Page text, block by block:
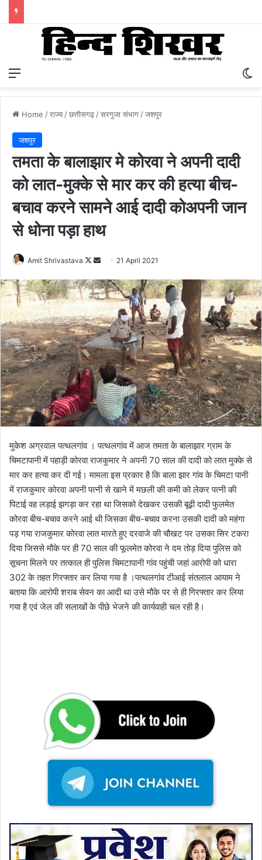
Home /राज्य/छत्तीसगढ़/सरगुजा संभाग/जशपुर
जशपुर
तमता के बालाझार मे कोरवा ने अपनी दादी
को लात-मुक्के से मार कर की हत्या बीच-
बचाव करने सामने आई दादी कोअपनी जान
से धोना पड़ा हाथ
Amit Shrivastava
F
l
l
o
w
o
n
X
n
d
a
n
e
m
a
i
l
21 April 2021
मुकेश अग्रवाल पत्थलगांव । पत्थलगांव में आज तमता के बालाझार ग्राम के
चिमटापानी में पहाड़ी कोरवा राजकुमार ने अपनी 70 साल की दादी को लात मुक्के से
मार कर हत्या कर दी गई। मामला इस प्रकार है कि बाला झार गांव के चिमटा पानी
में राजकुमार कोरवा अपनी पत्नी से खाने में मछली की कमी को लेकर पत्नी की
पिटाई वह लड़ाई झगड़ा कर रहा था जिसको देखकर उसकी बूढ़ी दादी फुलमेत
कोरवा बीच-बचाव करने आई थी जिसका बीच-बचाव करना उसकी दादी को महंगा
पड़ गया राजकुमार कोरवा लात मारते हुए दरवाजे की चौखट पर उसका सिर टकरा
दिया जिससे मौके पर ही 70 साल की फूलमेत कोरवा ने दम तोड़ दिया पुलिस को
सूचना मिलने पर तत्काल ही पुलिस चिमटापानी गांव पहुंची जहां आरोपी को धारा
302 के तहत गिरफ्तार कर लिया गया है ।पत्थलगांव टीआई संतलाल आयाम ने
बताया कि आरोपी शराब सेवन का आदी था उसे मौके पर से ही गिरफ्तार कर लिया
गया है एवं जेल की सलाखों के पीछे भेजने की कार्यवाही चल रही है।